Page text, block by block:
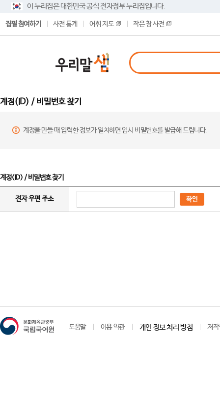
이 누리집은 대한민국 공식 전자정부 누리집입니다.
집필 참여하기 사전 통계 어휘 지도 작은 창 사전
계정(ID) / 비밀번호 찾기
계정을 만들 때 입력한 정보가 일치하면 임시 비밀번호를 발급해 드립니다.
계정(ID) / 비밀번호 찾기
전자 우편 주소 확인
도움말 이용 약관 개인 정보 처리 방침 저